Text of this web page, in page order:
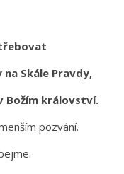
Skále Pravdy,
Božím království.
pozvání.